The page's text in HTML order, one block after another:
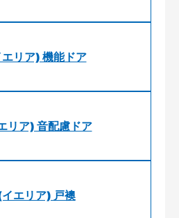
リア) 機能ドア
リア) 音配慮ドア
エリア) 戸襖